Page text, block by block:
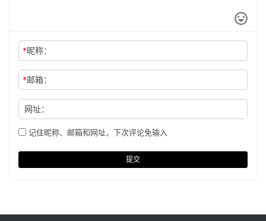
*昵称：
*邮箱：
网址：
记住昵称、邮箱和网址，下次评论免输入
提交